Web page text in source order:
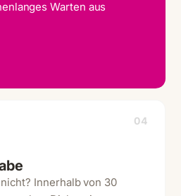
Warten aus
04
Innerhalb von 30